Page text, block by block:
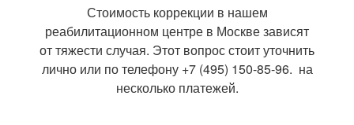
Стоимость коррекции в нашем
реабилитационном центре в Москве зависят
от тяжести случая. Этот вопрос стоит уточнить
лично или по телефону +7 (495) 150-85-96. на
несколько платежей.